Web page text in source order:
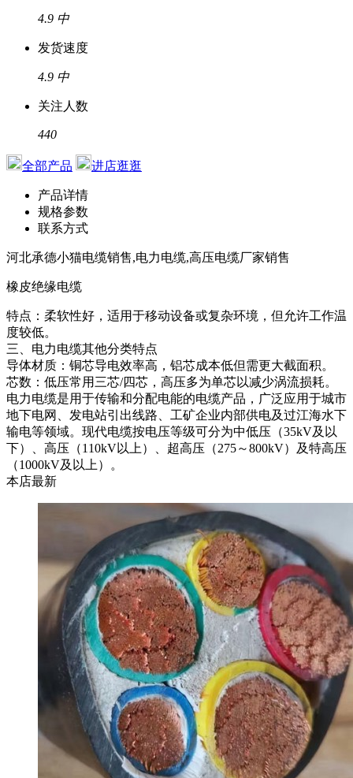
4.9 中
发货速度
4.9 中
关注人数
440
全部产品 进店逛逛
产品详情
规格参数
联系方式
河北承德小猫电缆销售,电力电缆,高压电缆厂家销售
橡皮绝缘电缆
特点：柔软性好，适用于移动设备或复杂环境，但允许工作温
度较低。
三、电力电缆其他分类特点
导体材质：铜芯导电效率高，铝芯成本低但需更大截面积。
芯数：低压常用三芯/四芯，高压多为单芯以减少涡流损耗。
电力电缆是用于传输和分配电能的电缆产品，广泛应用于城市
地下电网、发电站引出线路、工矿企业内部供电及过江海水下
输电等领域。现代电缆按电压等级可分为中低压（35kV及以
下）、高压（110kV以上）、超高压（275～800kV）及特高压
（1000kV及以上）。
本店最新